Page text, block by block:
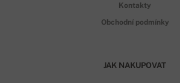
Kontakty
Obchodní podmínky
JAK NAKUPOVAT